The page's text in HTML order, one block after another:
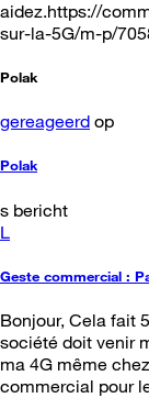
aidez.https://
sur-la-5G/m-p/
Polak
gereageerd op
Polak
s bericht
L
Geste commercial :
Bonjour, Cela fait
société doit venir
ma 4G même
commercial pour